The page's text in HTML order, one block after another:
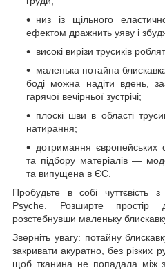
низ із щільного
ефектом дражнить уяву і
високі вирізи трусиків
маленька потайна
боді можна надіти вдень,
гарячої вечірньої зустрічі;
плоскі шви в області
натирання;
дотримання європейських
та підбору матеріалів —
та випущена в ЄС.
Пробудьте в собі чуттєвість
Psyche. Розширте простір
розстебнувши маленьку
Зверніть увагу: потайну
закривати акуратно, без різких
щоб тканина не попадала між